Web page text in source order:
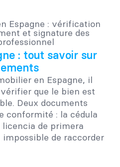
: tout savoir sur
en Espagne, il
que le bien est
Deux documents
conformité : la cédula
de primera
impossible de raccorder